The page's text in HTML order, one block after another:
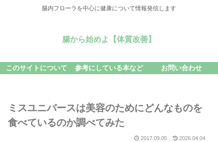
腸内フローラを中心に健康について情報発信します
腸から始めよ【体質改善】
このサイトについて 参考にしている本など お問い合わせ
ミスユニバースは美容のためにどんなものを
食べているのか調べてみた
2017.09.05 2026.04.04